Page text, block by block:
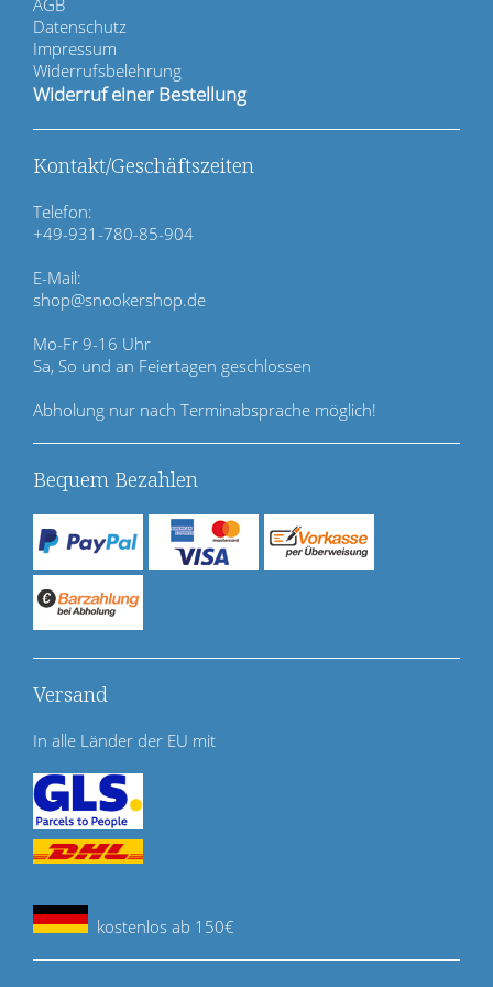
g
a
t
i
n
ü
b
e
r
s
p
r
i
n
g
e
n
Datenschutz
Impressum
Widerrufsbelehrung
Widerruf einer Bestellung
Kontakt/Geschäftszeiten
Telefon:
+49-931-780-85-904
E-Mail:
shop@snookershop.de
Mo-Fr 9-16 Uhr
Sa, So und an Feiertagen geschlossen
Abholung nur nach Terminabsprache möglich!
Bequem Bezahlen
Versand
In alle Länder der EU mit
kostenlos ab 150€